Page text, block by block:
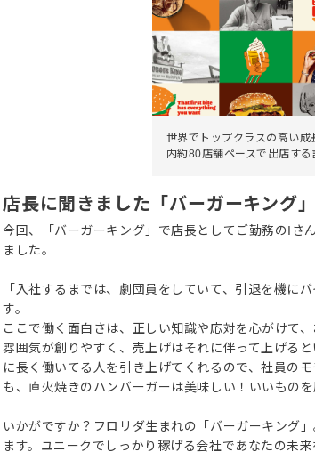
世界でトップクラスの高い成
内約80店舗ペースで出店する
店長に聞きました「バーガーキング
今回、「バーガーキング」で店長としてご勤務のIさ
ました。
「入社するまでは、劇団員をしていて、引退を機に
す。
ここで働く面白さは、正しい知識や応対を心がけて
雰囲気が創りやすく、売上げはそれに伴って上げる
に長く働いてる人を引き上げてくれるので、社員の
も、直火焼きのハンバーガーは美味しい！いいもの
いかがですか？フロリダ生まれの「バーガーキング
ます。ユニークでしっかり稼げる会社であなたの未来